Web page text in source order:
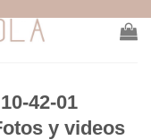
42-01
y videos